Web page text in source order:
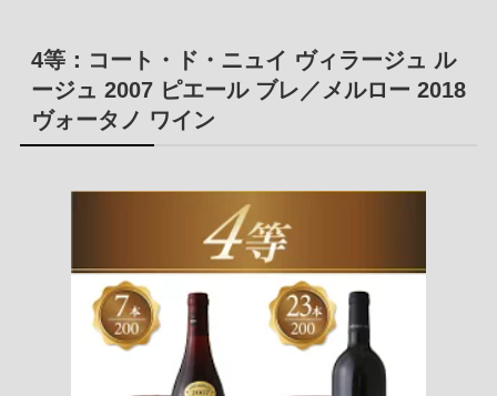
4等：コート・ド・ニュイ ヴィラージュ ル
ージュ 2007 ピエール ブレ／メルロー 2018
ヴォータノ ワイン